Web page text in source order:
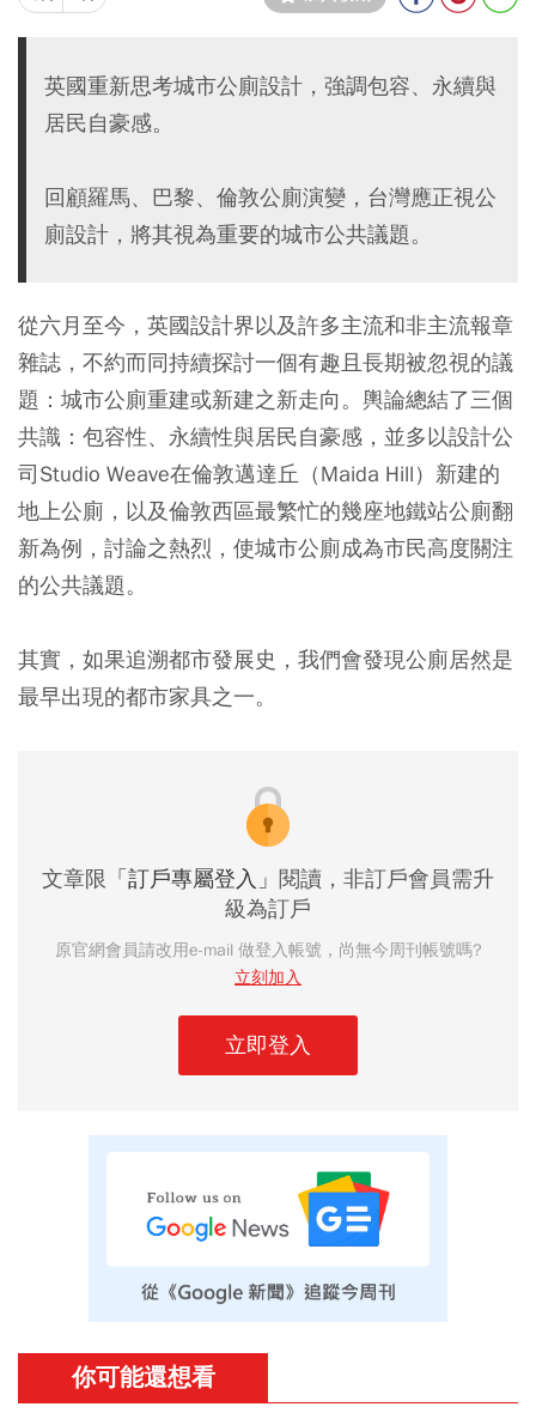
英國重新思考城市公廁設計，強調包容、永續與
居民自豪感。
回顧羅馬、巴黎、倫敦公廁演變，台灣應正視公
廁設計，將其視為重要的城市公共議題。
從六月至今，英國設計界以及許多主流和非主流報章
雜誌，不約而同持續探討一個有趣且長期被忽視的議
題：城市公廁重建或新建之新走向。輿論總結了三個
共識：包容性、永續性與居民自豪感，並多以設計公
司Studio Weave在倫敦邁達丘（Maida Hill）新建的
地上公廁，以及倫敦西區最繁忙的幾座地鐵站公廁翻
新為例，討論之熱烈，使城市公廁成為市民高度關注
的公共議題。
其實，如果追溯都市發展史，我們會發現公廁居然是
最早出現的都市家具之一。
文章限 「訂戶專屬登入」 閱讀，非訂戶會員需升
級為訂戶
原官網會員請改用e-mail 做登入帳號，尚無今周刊帳號嗎?
立刻加入
立即登入